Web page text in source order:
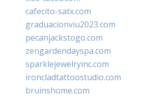
cafecito-satx.com
graduacionviu2023.com
pecanjackstogo.com
zengardendayspa.com
sparklejewelryinc.com
ironcladtattoostudio.com
bruinshome.com